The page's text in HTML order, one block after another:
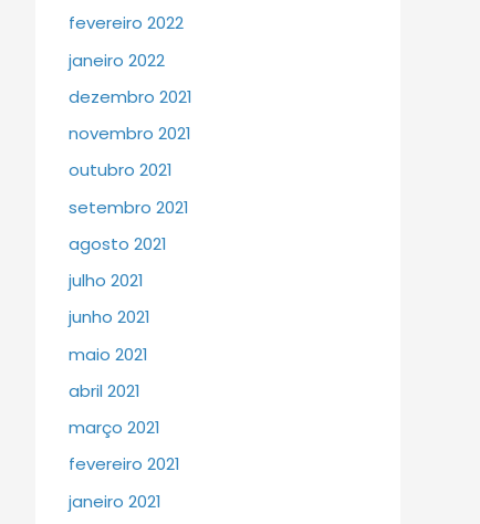
fevereiro 2022
janeiro 2022
dezembro 2021
novembro 2021
outubro 2021
setembro 2021
agosto 2021
julho 2021
junho 2021
maio 2021
abril 2021
março 2021
fevereiro 2021
janeiro 2021